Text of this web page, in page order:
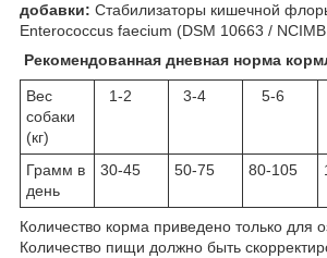
добавки: Стабилизаторы кишечной
Enterococcus faecium (DSM 10663 /
Рекомендованная дневная норма
Вес
собаки
(кг)
1-2 3-4 5-6
Грамм в
день
30-45 50-75 80-105
Количество корма приведено только для
Количество пищи должно быть